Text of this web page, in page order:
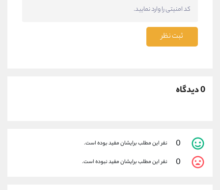
ثبت نظر
0 دیدگاه
0 نفر این مطلب برایشان مفید بوده است.
0 نفر این مطلب برایشان مفید نبوده است.